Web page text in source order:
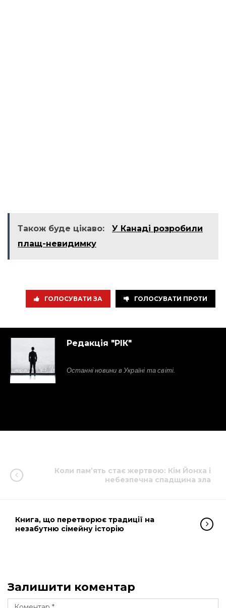
Також буде цікаво:
У Канаді розробили
плащ-невидимку
ГОЛОСУВАТИ ЗА ГОЛОСУВАТИ ПРОТИ
Редакція "РІК"
Останні новини в Україні та світі.
Коли пам’ять стає жертвою: Кім Йонха і
небезпечна спадщина зла
Книга, що перетворює традиції на
незабутню сімейну історію
Залишити коментар